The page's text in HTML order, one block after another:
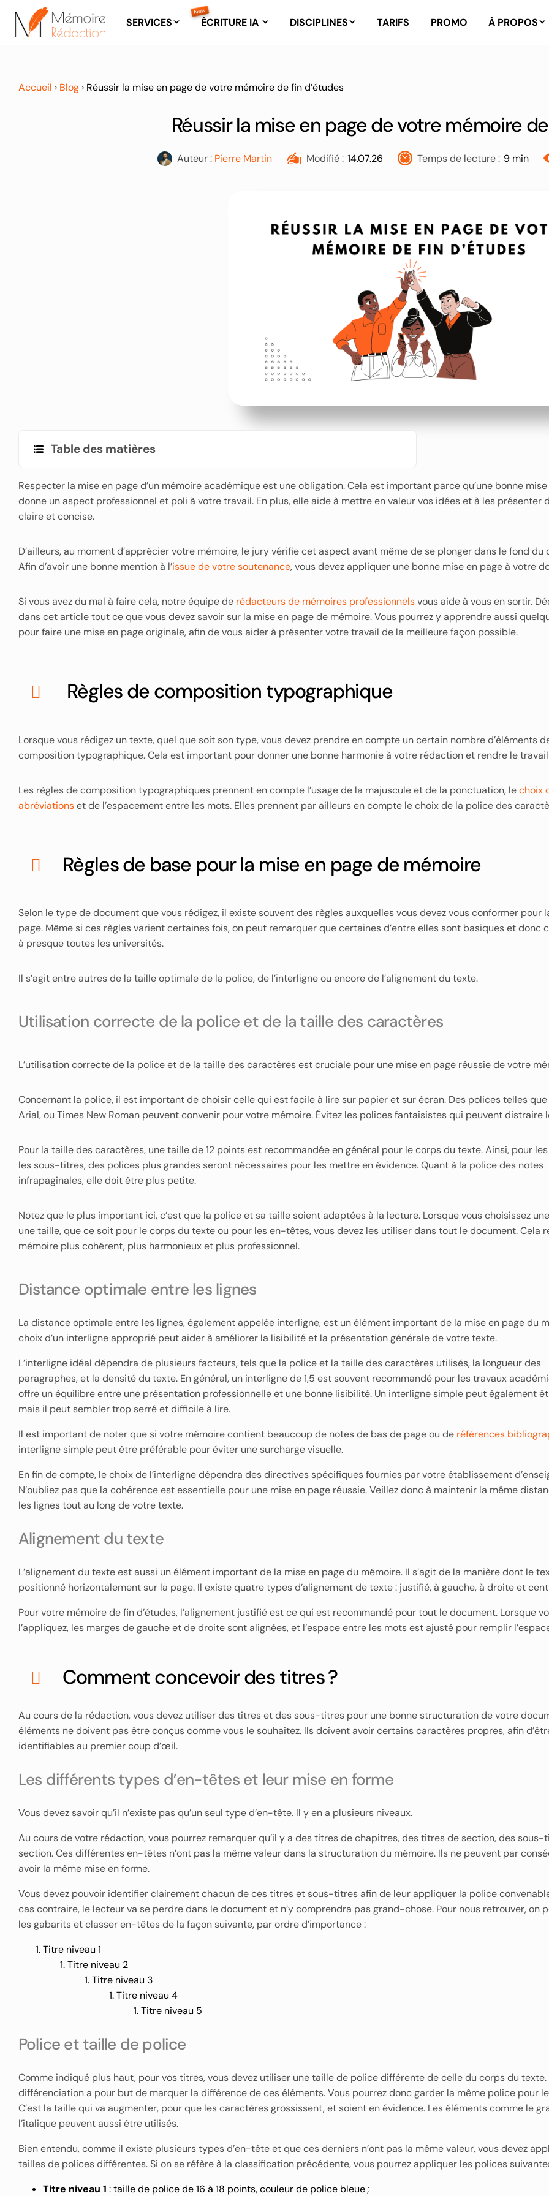
contenu
SERVICES ÉCRITURE IA DISCIPLINES TARIFS PROMO À PROPOS
Accueil › Blog › Réussir la mise en page de votre mémoire de fin d’études
Réussir la mise en page de votre mémoire
Auteur : Pierre Martin Modifié : 14.07.26 Temps de lecture : 9 min
Table des matières
Respecter la mise en page d’un mémoire académique est une obligation. Cela est important parce qu’une bonne
donne un aspect professionnel et poli à votre travail. En plus, elle aide à mettre en valeur vos idées et à les présenter
claire et concise.
D’ailleurs, au moment d’apprécier votre mémoire, le jury vérifie cet aspect avant même de se plonger dans le fond du
Afin d’avoir une bonne mention à l’issue de votre soutenance, vous devez appliquer une bonne mise en page à votre
Si vous avez du mal à faire cela, notre équipe de rédacteurs de mémoires professionnelsvous aide à vous en sortir.
dans cet article tout ce que vous devez savoir sur la mise en page de mémoire. Vous pourrez y apprendre aussi
pour faire une mise en page originale, afin de vous aider à présenter votre travail de la meilleure façon possible.
Règles de composition typographique
Lorsque vous rédigez un texte, quel que soit son type, vous devez prendre en compte un certain nombre d’éléments
composition typographique. Cela est important pour donner une bonne harmonie à votre rédaction et rendre le
Les règles de composition typographiques prennent en compte l’usage de la majuscule et de la ponctuation, lechoix
abréviationset de l’espacement entre les mots. Elles prennent par ailleurs en compte le choix de la police des
Règles de base pour la mise en page de mémoire
Selon le type de document que vous rédigez, il existe souvent des règles auxquelles vous devez vous conformer pour
page. Même si ces règles varient certaines fois, on peut remarquer que certaines d’entre elles sont basiques et donc
à presque toutes les universités.
Il s’agit entre autres de la taille optimale de la police, de l’interligne ou encore de l’alignement du texte.
Utilisation correcte de la police et de la taille des caractères
L’utilisation correcte de la police et de la taille des caractères est cruciale pour une mise en page réussie de votre
Concernant la police, il est important de choisir celle qui est facile à lire sur papier et sur écran. Des polices telles
Arial, ou Times New Roman peuvent convenir pour votre mémoire. Évitez les polices fantaisistes qui peuvent distraire
Pour la taille des caractères, une taille de 12 points est recommandée en général pour le corps du texte. Ainsi, pour
les sous-titres, des polices plus grandes seront nécessaires pour les mettre en évidence. Quant à la police des notes
infrapaginales, elle doit être plus petite.
Notez que le plus important ici, c’est que la police et sa taille soient adaptées à la lecture. Lorsque vous choisissez
une taille, que ce soit pour le corps du texte ou pour les en-têtes, vous devez les utiliser dans tout le document. Cela
mémoire plus cohérent, plus harmonieux et plus professionnel.
Distance optimale entre les lignes
La distance optimale entre les lignes, également appelée interligne, est un élément important de la mise en page du
choix d’un interligne approprié peut aider à améliorer la lisibilité et la présentation générale de votre texte.
L’interligne idéal dépendra de plusieurs facteurs, tels que la police et la taille des caractères utilisés, la longueur des
paragraphes, et la densité du texte. En général, un interligne de 1,5 est souvent recommandé pour les travaux
offre un équilibre entre une présentation professionnelle et une bonne lisibilité. Un interligne simple peut également
mais il peut sembler trop serré et difficile à lire.
Il est important de noter que si votre mémoire contient beaucoup de notes de bas de page ou de références
interligne simple peut être préférable pour éviter une surcharge visuelle.
En fin de compte, le choix de l’interligne dépendra des directives spécifiques fournies par votre établissement
N’oubliez pas que la cohérence est essentielle pour une mise en page réussie. Veillez donc à maintenir la même
les lignes tout au long de votre texte.
Alignement du texte
L’alignement du texte est aussi un élément important de la mise en page du mémoire. Il s’agit de la manière dont le
positionné horizontalement sur la page. Il existe quatre types d’alignement de texte : justifié, à gauche, à droite et
Pour votre mémoire de fin d’études, l’alignement justifié est ce qui est recommandé pour tout le document. Lorsque
l’appliquez, les marges de gauche et de droite sont alignées, et l’espace entre les mots est ajusté pour remplir
Comment concevoir des titres ?
Au cours de la rédaction, vous devez utiliser des titres et des sous-titres pour une bonne structuration de votre
éléments ne doivent pas être conçus comme vous le souhaitez. Ils doivent avoir certains caractères propres, afin
identifiables au premier coup d’œil.
Les différents types d’en-têtes et leur mise en forme
Vous devez savoir qu’il n’existe pas qu’un seul type d’en-tête. Il y en a plusieurs niveaux.
Au cours de votre rédaction, vous pourrez remarquer qu’il y a des titres de chapitres, des titres de section, des sous-
section. Ces différentes en-têtes n’ont pas la même valeur dans la structuration du mémoire. Ils ne peuvent par
avoir la même mise en forme.
Vous devez pouvoir identifier clairement chacun de ces titres et sous-titres afin de leur appliquer la police
cas contraire, le lecteur va se perdre dans le document et n’y comprendra pas grand-chose. Pour nous retrouver, on
les gabarits et classer en-têtes de la façon suivante, par ordre d’importance :
Titre niveau 1
Titre niveau 2
Titre niveau 3
Titre niveau 4
Titre niveau 5
Police et taille de police
Comme indiqué plus haut, pour vos titres, vous devez utiliser une taille de police différente de celle du corps du
différenciation a pour but de marquer la différence de ces éléments. Vous pourrez donc garder la même police pour
C’est la taille qui va augmenter, pour que les caractères grossissent, et soient en évidence. Les éléments comme le
l’italique peuvent aussi être utilisés.
Bien entendu, comme il existe plusieurs types d’en-tête et que ces derniers n’ont pas la même valeur, vous devez
tailles de polices différentes. Si on se réfère à la classification précédente, vous pourrez appliquer les polices
Titre niveau 1 : taille de police de 16 à 18 points, couleur de police bleue ;